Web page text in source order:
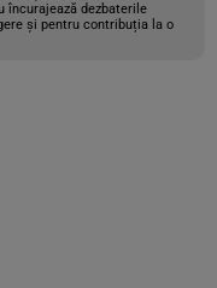
încurajează dezbaterile
și pentru contribuția la o